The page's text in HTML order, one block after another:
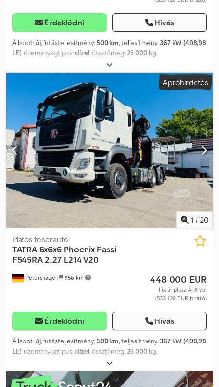
Érdeklődni Hívás
Állapot:új, futásteljesítmény: 500 km, teljesítmény: 367 kW (498,98
LE) , üzemanyagtípus:dízel , össztömeg: 26 000 kg
, fékek:
hajtástípus:automata, Gyártási év:2026, Felszereltség:ABS, daru,
elektronikus stabilitásprogram (ESP), koromszűrő,
légkondicionálás, navigációs rendszer, állófűtés,
összkerékhajtás, Tatra Phoenix 6x6x6 összkerékhajtású, Fassi
daruval, jibbel és csörlővel Új jármű, napijegyes forgalomba
helyezéssel 2024/07 Távolsági fülke Levehető plató Nyerges
vontatóként való használat lehetséges A Tatra további adatai
hamarosan elérhetők Daru: Dkodpfszgzbgjx Achsr Fassi
F545RA2.27 Stabilitásellenőrzés V7 távirányító Jib/kiegészítő
törőkar L214, 4 tagú V20 csörlő 60 m kötéllel AWC Elülső
alátámasztás 5 pontos kitámasztás stb. További információk
hamarosan elérhetők.
Apróhirdetés
1 / 20
Petershagen 956 km
Platós teherautó
TATRA 6x6x6 Phoenix Fassi
F545RA.2.27 L214 V20
448 000 EUR
Fix ár plusz ÁFA-val
(533 120 EUR bruttó)
Érdeklődni Hívás
Állapot:új, futásteljesítmény: 500 km, teljesítmény: 367 kW (498,98
LE), üzemanyagtípus:dízel, össztömeg:26 000 kg,
, fékek:
hajtástípus:automata, Gyártási év:2026, Felszereltség:ABS, daru,
elektronikus stabilitásprogram (ESP), koromszűrő,